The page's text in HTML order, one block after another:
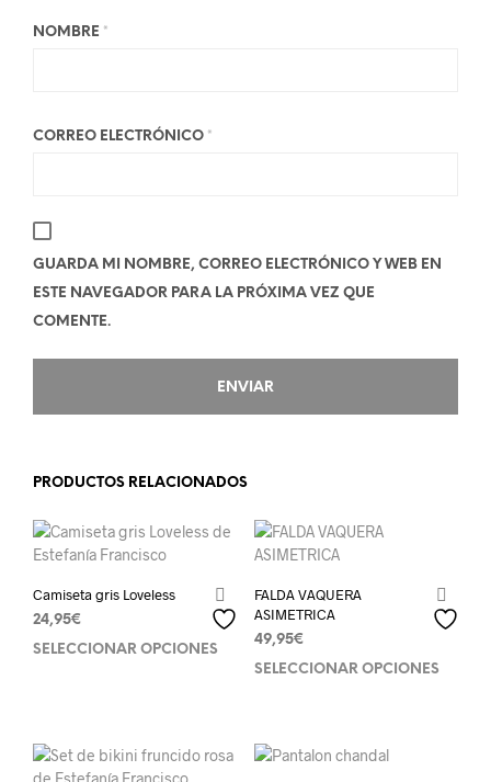
NOMBRE *
CORREO ELECTRÓNICO *
GUARDA MI NOMBRE, CORREO ELECTRÓNICO Y WEB EN
ESTE NAVEGADOR PARA LA PRÓXIMA VEZ QUE
COMENTE.
PRODUCTOS RELACIONADOS
Camiseta gris Loveless
24,95€
SELECCIONAR OPCIONES
FALDA VAQUERA
ASIMETRICA
49,95€
SELECCIONAR OPCIONES